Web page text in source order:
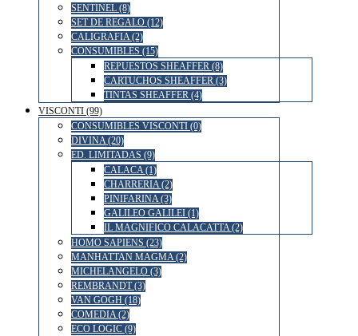
SENTINEL (8)
SET DE REGALO (12)
CALIGRAFIA (2)
CONSUMIBLES (15)
REPUESTOS SHEAFFER (8)
CARTUCHOS SHEAFFER (3)
TINTAS SHEAFFER (4)
VISCONTI (99)
CONSUMIBLES VISCONTI (0)
DIVINA (20)
ED. LIMITADAS (9)
CALACA (1)
CHARRERIA (2)
PINIFARINA (3)
GALILEO GALILEI (1)
IL MAGNIFICO CALACATTA (2)
HOMO SAPIENS (23)
MANHATTAN MAGMA (2)
MICHELANGELO (3)
REMBRANDT (3)
VAN GOGH (18)
COMEDIA (2)
ECO LOGIC (9)